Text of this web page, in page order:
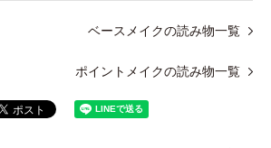
ベースメイクの読み物一覧
ポイントメイクの読み物一覧